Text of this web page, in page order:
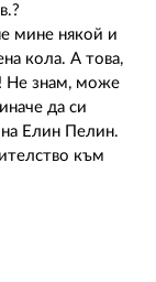
мине някой и
кола. А това,
Не знам, може
да си
Елин Пелин.
към